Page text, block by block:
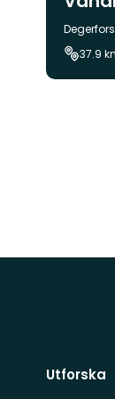
Kommun:
Degerfors
37.9
Utforska